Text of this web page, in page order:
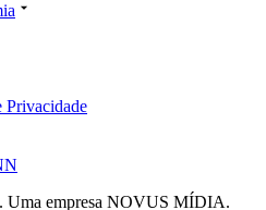
Privacidade
empresa NOVUS MÍDIA.